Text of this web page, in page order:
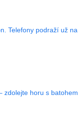
Telefony podraží už na
zdolejte horu s batohem